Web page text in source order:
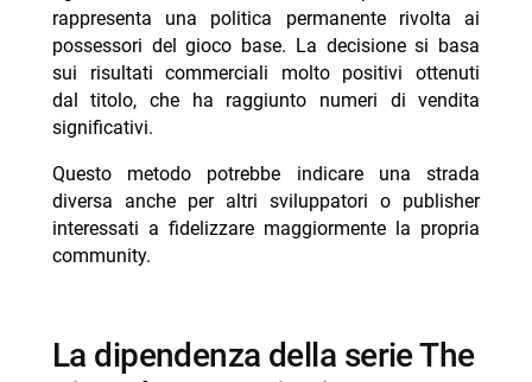
rappresenta una politica permanente rivolta ai
possessori del gioco base. La decisione si basa
sui risultati commerciali molto positivi ottenuti
dal titolo, che ha raggiunto numeri di vendita
significativi.
Questo metodo potrebbe indicare una strada
diversa anche per altri sviluppatori o publisher
interessati a fidelizzare maggiormente la propria
community.
la dipendenza della serie The